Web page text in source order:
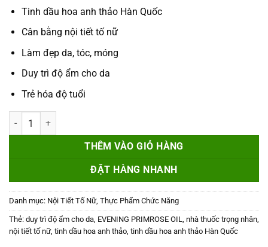
Tinh dầu hoa anh thảo Hàn Quốc
Cân bằng nội tiết tố nữ
Làm đẹp da, tóc, móng
Duy trì độ ẩm cho da
Trẻ hóa độ tuổi
EVENING PRIMROSE OIL - Tinh Dầu Hoa Anh Thảo, Nội Tiết Tố Nữ
THÊM VÀO GIỎ HÀNG
ĐẶT HÀNG NHANH
Danh mục: Nội Tiết Tố Nữ, Thực Phẩm Chức Năng
Thẻ: duy trì độ ẩm cho da, EVENING PRIMROSE OIL, nhà thuốc trọng nhân,
nội tiết tố nữ, tinh dầu hoa anh thảo, tinh dầu hoa anh thảo Hàn Quốc